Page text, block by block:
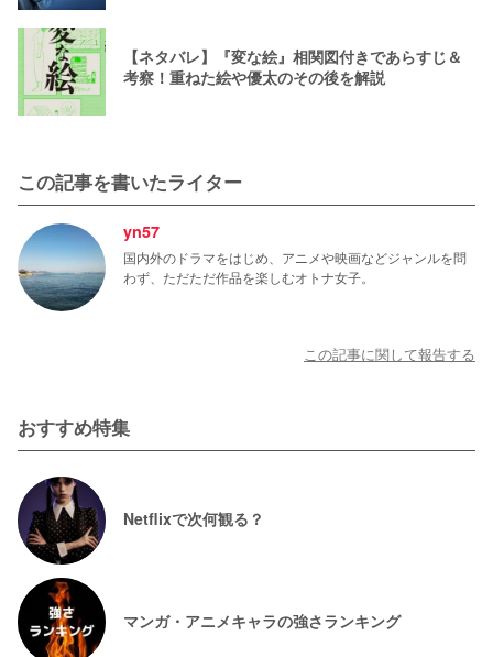
【ネタバレ】『変な絵』相関図付きであらすじ＆
考察！重ねた絵や優太のその後を解説
この記事を書いたライター
yn57
国内外のドラマをはじめ、アニメや映画などジャンルを問
わず、ただただ作品を楽しむオトナ女子。
この記事に関して報告する
おすすめ特集
Netflixで次何観る？
マンガ・アニメキャラの強さランキング